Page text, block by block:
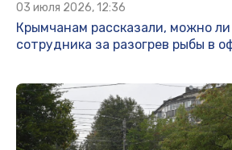
03 июля 2026, 12:36
Крымчанам рассказали, можно
сотрудника за разогрев рыбы в